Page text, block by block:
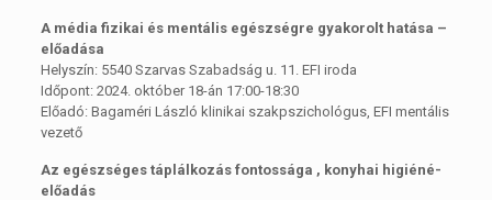
A média fizikai és mentális egészségre gyakorolt hatása –
előadása
Helyszín: 5540 Szarvas Szabadság u. 11. EFI iroda
Időpont: 2024. október 18-án 17:00-18:30
Előadó: Bagaméri László klinikai szakpszichológus, EFI mentális
vezető
Az egészséges táplálkozás fontossága , konyhai higiéné-
előadás